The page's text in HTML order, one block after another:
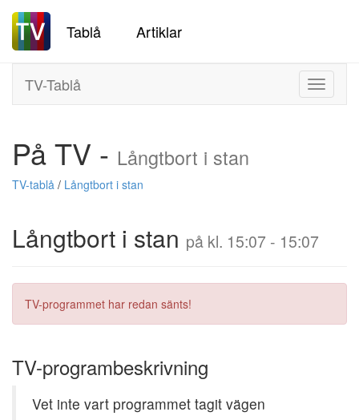
Tablå Artiklar
Toggle
TV-Tablå
På TV - Långtbort i stan
TV-tablå / Långtbort i stan
Långtbort i stan på kl. 15:07 - 15:07
TV-programmet har redan sänts!
TV-programbeskrivning
Vet inte vart programmet tagit vägen